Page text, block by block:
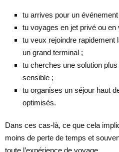
tu arrives pour un
tu voyages en jet privé ou en
tu veux rejoindre rapidement
un grand terminal ;
tu cherches une solution
sensible ;
tu organises un séjour haut
optimisés.
Dans ces cas-là, ce que cela
moins de perte de temps et
toute l’expérience de voyage.